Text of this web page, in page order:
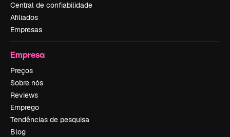
Central de confiabilidade
Afiliados
Empresas
Empresa
Preços
Sobre nós
Reviews
Emprego
Tendências de pesquisa
Blog